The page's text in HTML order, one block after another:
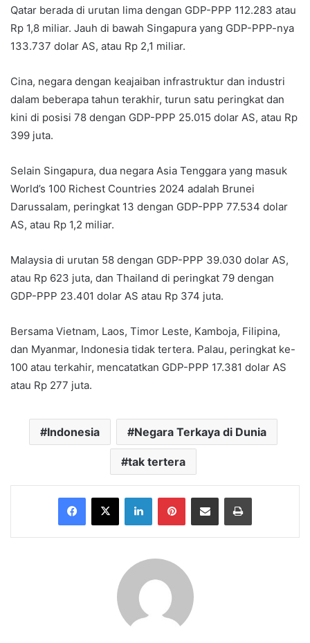
Qatar berada di urutan lima dengan GDP-PPP 112.283 atau
Rp 1,8 miliar. Jauh di bawah Singapura yang GDP-PPP-nya
133.737 dolar AS, atau Rp 2,1 miliar.
Cina, negara dengan keajaiban infrastruktur dan industri
dalam beberapa tahun terakhir, turun satu peringkat dan
kini di posisi 78 dengan GDP-PPP 25.015 dolar AS, atau Rp
399 juta.
Selain Singapura, dua negara Asia Tenggara yang masuk
World’s 100 Richest Countries 2024 adalah Brunei
Darussalam, peringkat 13 dengan GDP-PPP 77.534 dolar
AS, atau Rp 1,2 miliar.
Malaysia di urutan 58 dengan GDP-PPP 39.030 dolar AS,
atau Rp 623 juta, dan Thailand di peringkat 79 dengan
GDP-PPP 23.401 dolar AS atau Rp 374 juta.
Bersama Vietnam, Laos, Timor Leste, Kamboja, Filipina,
dan Myanmar, Indonesia tidak tertera. Palau, peringkat ke-
100 atau terkahir, mencatatkan GDP-PPP 17.381 dolar AS
atau Rp 277 juta.
Indonesia Negara Terkaya di Dunia
tak tertera
Facebook
X LinkedInPinterestShare via Email Print